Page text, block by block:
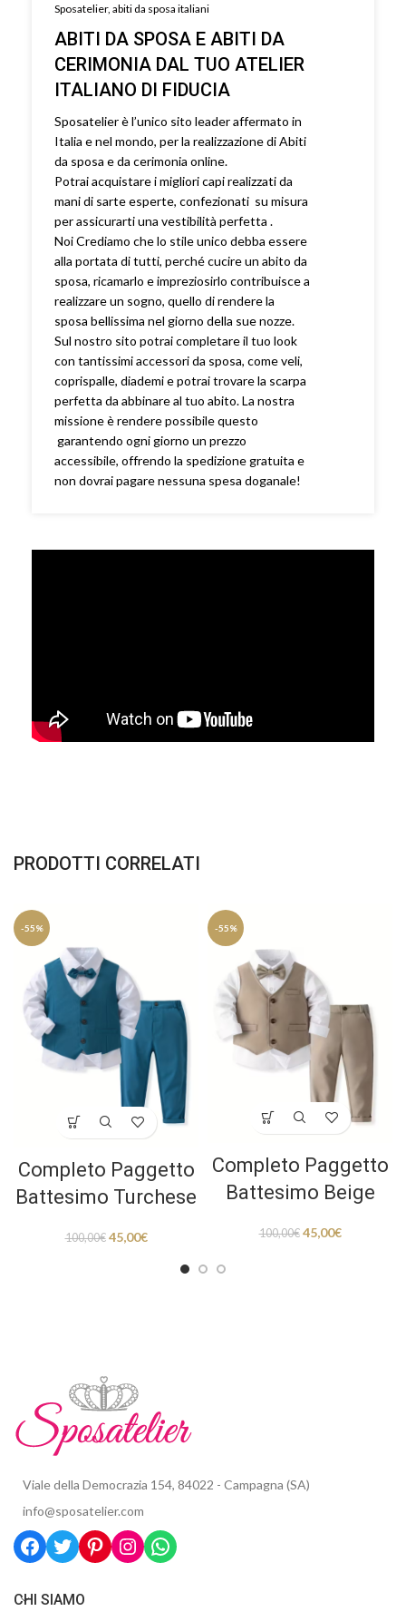
Sposatelier, abiti da sposa italiani
ABITI DA SPOSA E ABITI DA
CERIMONIA DAL TUO ATELIER
ITALIANO DI FIDUCIA
Sposatelier è l’unico sito leader affermato in
Italia e nel mondo, per la realizzazione di Abiti
da sposa e da cerimonia online.
Potrai acquistare i migliori capi realizzati da
mani di sarte esperte, confezionati su misura
per assicurarti una vestibilità perfetta .
Noi Crediamo che lo stile unico debba essere
alla portata di tutti, perché cucire un abito da
sposa, ricamarlo e impreziosirlo contribuisce a
realizzare un sogno, quello di rendere la
sposa bellissima nel giorno della sue nozze.
Sul nostro sito potrai completare il tuo look
con tantissimi accessori da sposa, come veli,
coprispalle, diademi e potrai trovare la scarpa
perfetta da abbinare al tuo abito. La nostra
missione è rendere possibile questo
garantendo ogni giorno un prezzo
accessibile, offrendo la spedizione gratuita e
non dovrai pagare nessuna spesa doganale!
PRODOTTI CORRELATI
-55%
Completo Paggetto
Battesimo Turchese
100,00€ 45,00€
-55%
Completo Paggetto
Battesimo Beige
100,00€ 45,00€
Viale della Democrazia 154, 84022 - Campagna (SA)
info@sposatelier.com
CHI SIAMO